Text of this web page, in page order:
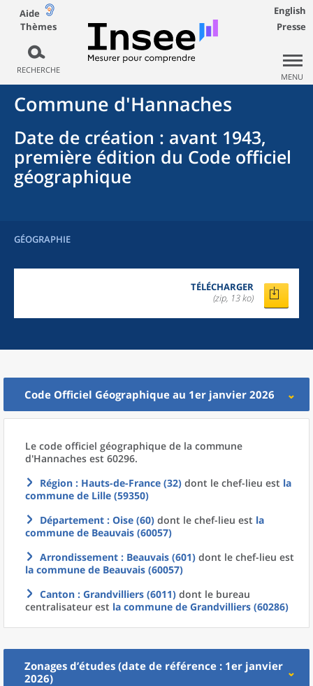
Aide
Thèmes
RECHERCHE
English
Presse
MENU
Commune d'Hannaches
Date de création : avant 1943,
première édition du Code officiel
géographique
GÉOGRAPHIE
TÉLÉCHARGER
(zip, 13 ko)
Code Officiel Géographique au 1er janvier 2026
Le code officiel géographique de la commune
d'Hannaches est 60296.
Région : Hauts-de-France (32) dont le chef-lieu est la
commune de Lille (59350)
Département : Oise (60) dont le chef-lieu est la
commune de Beauvais (60057)
Arrondissement : Beauvais (601) dont le chef-lieu est
la commune de Beauvais (60057)
Canton : Grandvilliers (6011) dont le bureau
centralisateur est la commune de Grandvilliers (60286)
Zonages d’études (date de référence : 1er janvier
2026)